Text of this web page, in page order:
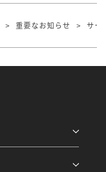
> 重要なお知らせ > サー